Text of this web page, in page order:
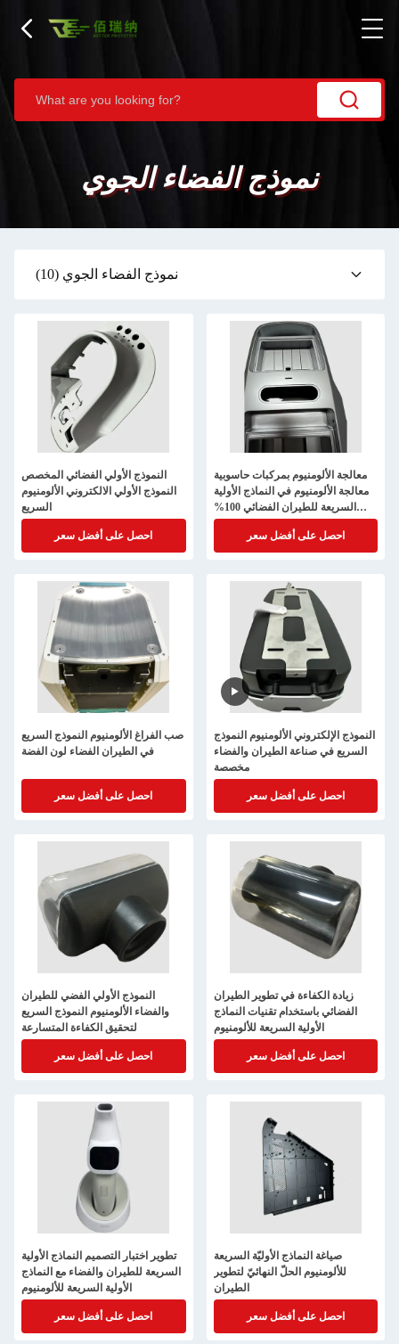
نموذج الفضاء الجوي
نموذج الفضاء الجوي (10)
النموذج الأولي الفضائي المخصص
النموذج الأولي الالكتروني الألومنيوم
السريع
احصل على أفضل سعر
معالجة الألومنيوم بمركبات حاسوبية
معالجة الألومنيوم في النماذج الأولية
السريعة للطيران الفضائي 100%
التفتيش
احصل على أفضل سعر
صب الفراغ الألومنيوم النموذج السريع
في الطيران الفضاء لون الفضة
احصل على أفضل سعر
النموذج الإلكتروني الألومنيوم النموذج
السريع في صناعة الطيران والفضاء
مخصصة
احصل على أفضل سعر
النموذج الأولي الفضي للطيران
والفضاء الألومنيوم النموذج السريع
لتحقيق الكفاءة المتسارعة
احصل على أفضل سعر
زيادة الكفاءة في تطوير الطيران
الفضائي باستخدام تقنيات النماذج
الأولية السريعة للألومنيوم
احصل على أفضل سعر
تطوير اختبار التصميم النماذج الأولية
السريعة للطيران والفضاء مع النماذج
الأولية السريعة للألومنيوم
احصل على أفضل سعر
صياغة النماذج الأوليّة السريعة
للألومنيوم الحلّ النهائيّ لتطوير
الطيران
احصل على أفضل سعر